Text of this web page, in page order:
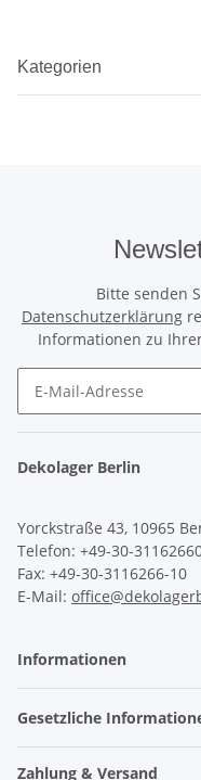
Kategorien
Bitte senden
Datenschutzerklärung
Informationen zu
Dekolager Berlin
Yorckstraße 43, 10965
Telefon: +49-30-
Fax: +49-30-3116266-10
E-Mail:
Informationen
Gesetzliche
Zahlung & Versand